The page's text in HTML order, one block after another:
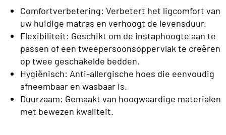
n
T
h
e
e
y
f
a
b
e
d
d
e
n
r
s
o
o
n
s
B
s
Opberg Boxsprings
Comfortverbetering: Verbetert het ligcomfort van
uw huidige matras en verhoogt de levensduur.
Flexibiliteit: Geschikt om de instaphoogte aan te
passen of een tweepersoonsoppervlak te creëren
op twee geschakelde bedden.
Hygiënisch: Anti-allergische hoes die eenvoudig
afneembaar en wasbaar is.
Duurzaam: Gemaakt van hoogwaardige materialen
met bewezen kwaliteit.